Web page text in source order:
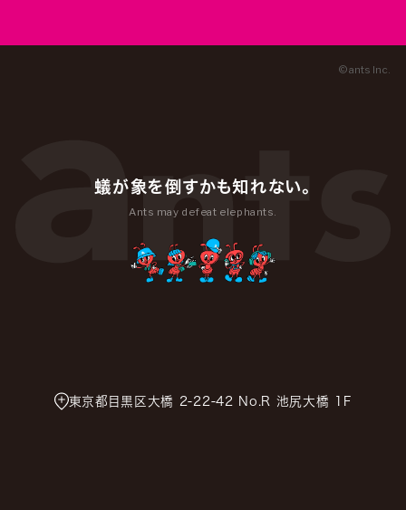
蟻が象を倒すかも知れない。
Ants may defeat elephants.
東京都目黒区大橋 2-22-42 No.R 池尻大橋 1F
© ants Inc.